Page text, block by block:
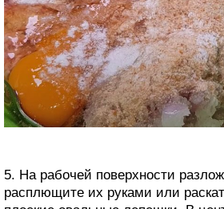
5. На рабочей поверхности
расплющите их руками или